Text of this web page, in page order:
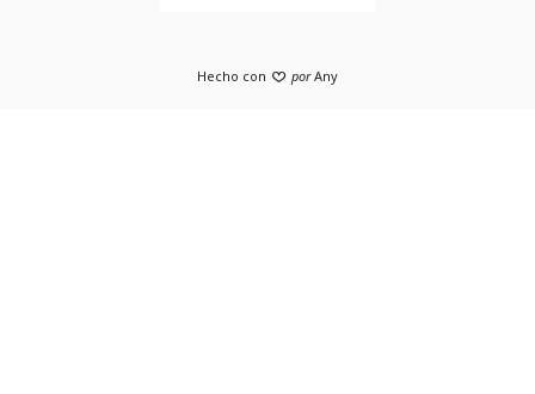
Hecho con porAny